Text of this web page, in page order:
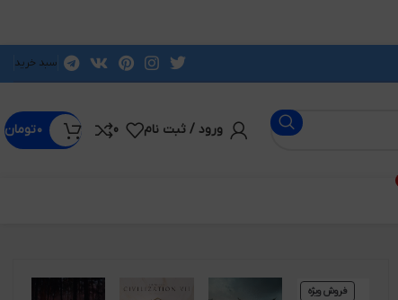
سبد خرید
ورود / ثبت نام 0 ۰تومان
فروش ویژه